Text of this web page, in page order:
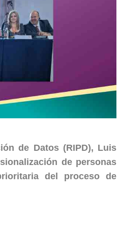
de Datos (RIPD), Luis
de personas
del proceso de